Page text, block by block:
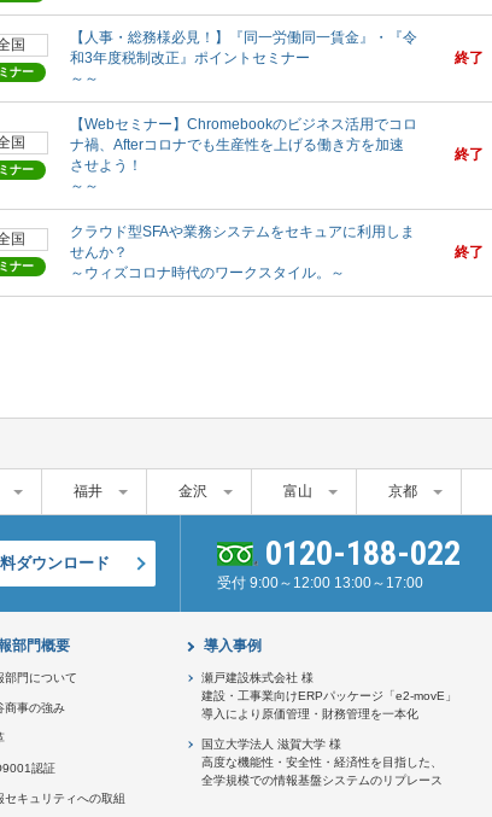
国
ナー
【人事・総務様必見！】『同一労働同一賃金』・『令
和3年度税制改正』ポイントセミナー
～～
終了
国
ナー
【Webセミナー】Chromebookのビジネス活用でコロ
ナ禍、Afterコロナでも生産性を上げる働き方を加速
させよう！
～～
終了
国
ナー
クラウド型SFAや業務システムをセキュアに利用しま
せんか？
～ウィズコロナ時代のワークスタイル。～
終了
福井 金沢 富山 京都
ダウンロード 0120-188-022
受付 9:00～12:00 13:00～17:00
部門概要
部門について
商事の強み
認証
セキュリティへの取組
導入事例
瀬戸建設株式会社 様
建設・工事業向けERPパッケージ「e2-movE」
導入により原価管理・財務管理を一本化
国立大学法人 滋賀大学 様
高度な機能性・安全性・経済性を目指した、
全学規模での情報基盤システムのリプレース